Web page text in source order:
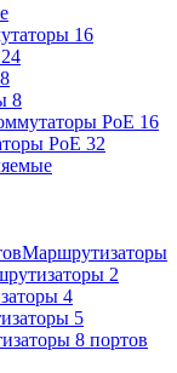
16
8
PoE 16
PoE 32
Маршрутизаторы
2
4
5
8 портов